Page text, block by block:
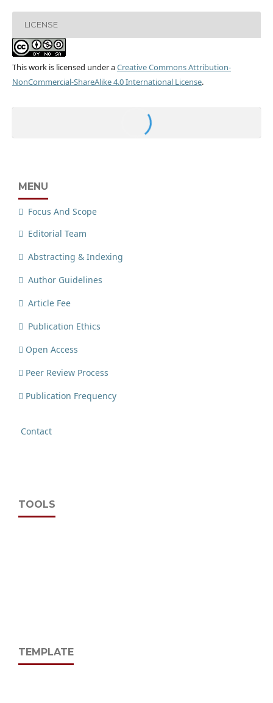
LICENSE
This work is licensed under aCreative Commons Attribution-
NonCommercial-ShareAlike 4.0 International License.
MENU
Focus And Scope
Editorial Team
Abstracting & Indexing
Author Guidelines
Article Fee
Publication Ethics
Open Access
Peer Review Process
Publication Frequency
Contact
TOOLS
TEMPLATE